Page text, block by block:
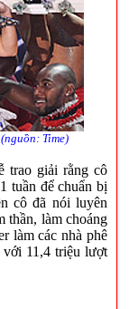
Time)
trao giải rằng cô
tuần để chuẩn bị
cô đã nói luyên
thần, làm choáng
làm các nhà phê
11,4 triệu lượt